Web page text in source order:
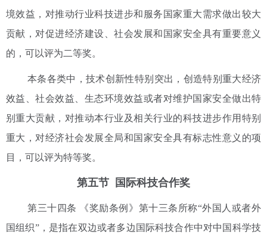
境效益，对推动行业科技进步和服务国家重大需求做出较大
贡献，对促进经济建设、社会发展和国家安全具有重要意义
的，可以评为二等奖。
本条各类中，技术创新性特别突出，创造特别重大经济
效益、社会效益、生态环境效益或者对维护国家安全做出特
别重大贡献，对推动本行业及相关行业的科技进步作用特别
重大，对经济社会发展全局和国家安全具有标志性意义的项
目，可以评为特等奖。
第五节 国际科技合作奖
第三十四条 《奖励条例》第十三条所称“外国人或者外
国组织”，是指在双边或者多边国际科技合作中对中国科学技